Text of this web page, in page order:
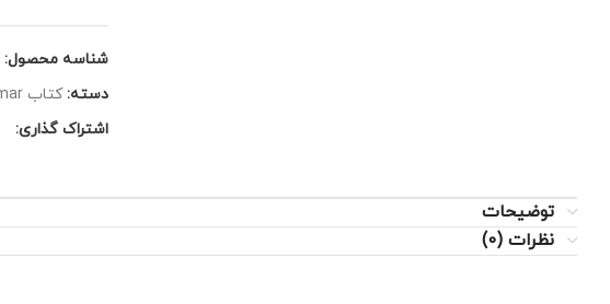
شناسه محصول:
دسته: کتاب Oxford practice Grammar
اشتراک گذاری:
توضیحات
نظرات (0)